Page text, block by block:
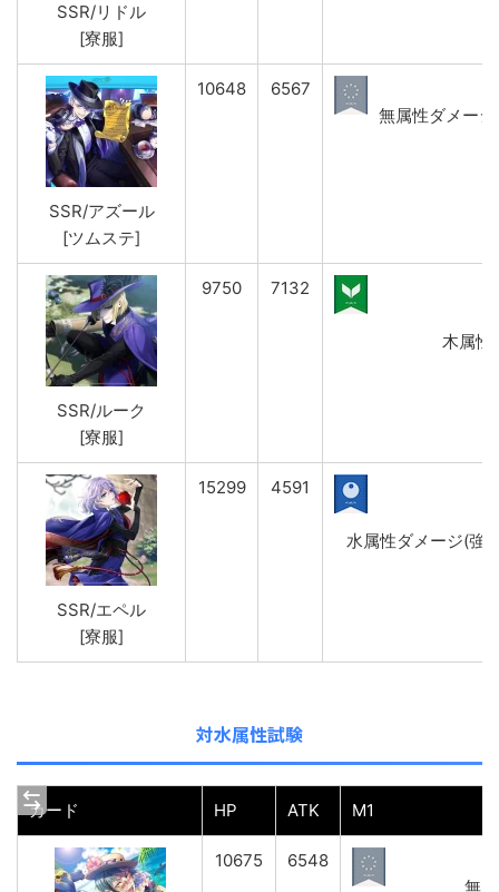
SSR/リドル
[寮服]
SSR/アズール
[ツムステ]
10648
6567
無属性ダメー
SSR/ルーク
[寮服]
9750 7132
木属性
SSR/エペル
[寮服]
15299 4591
水属性ダメージ(強
対水属性試験
カード HP ATK M1
10675
6548
無